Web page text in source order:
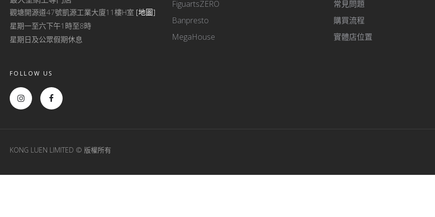
觀塘開源道47號凱源工業大廈11樓H室 [地圖]
星期一至六下午1時至8時
星期日及公眾假期休息
FOLLOW US
FiguartsZERO
Banpresto
MegaHouse
常見問題
購買流程
實體店位置
KONG LUEN LIMITED © 版權所有